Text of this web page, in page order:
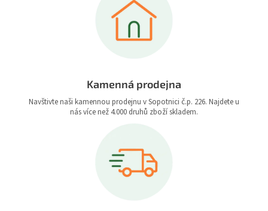
Kamenná prodejna
Navštivte naši kamennou prodejnu v Sopotnici č.p. 226. Najdete u
nás více než 4.000 druhů zboží skladem.